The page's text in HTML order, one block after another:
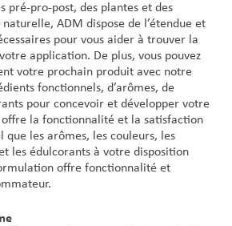
pré-pro-post, des plantes et des
ADM dispose de l’étendue et
pour vous aider à trouver la
application. De plus, vous pouvez
votre prochain produit avec notre
fonctionnels, d’arômes, de
pour concevoir et développer votre
la fonctionnalité et la satisfaction
que les arômes, les couleurs, les
les édulcorants à votre disposition
offre fonctionnalité et